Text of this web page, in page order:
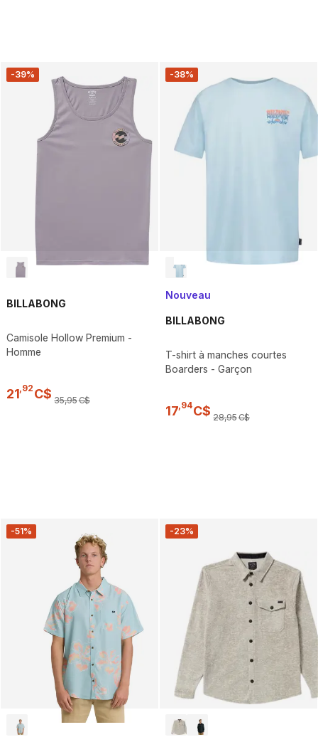
-39%
BILLABONG
Camisole Hollow Premium -
Homme
21,92 C$ 35,95C$
-38%
Nouveau
BILLABONG
T-shirt à manches courtes
Boarders - Garçon
17,94C$ 28,95C$
-51% -23%